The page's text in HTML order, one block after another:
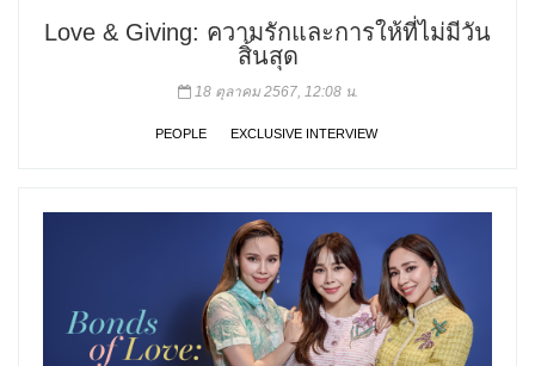
Love & Giving: ความรักและการให้ที่ไม่มีวัน
สิ้นสุด
18 ตุลาคม 2567, 12:08 น.
PEOPLE EXCLUSIVE INTERVIEW